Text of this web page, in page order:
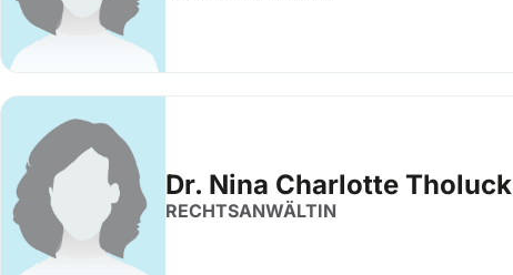
Dr. Nina Charlotte Tholuck
RECHTSANWÄLTIN